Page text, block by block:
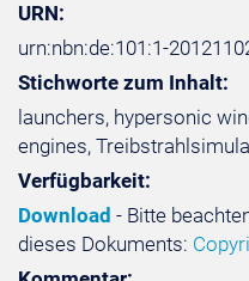
URN:
urn:nbn:de:101:1-
Stichworte zum Inhalt:
launchers, hypersonic
engines,
Verfügbarkeit:
Download - Bitte
dieses Dokuments: